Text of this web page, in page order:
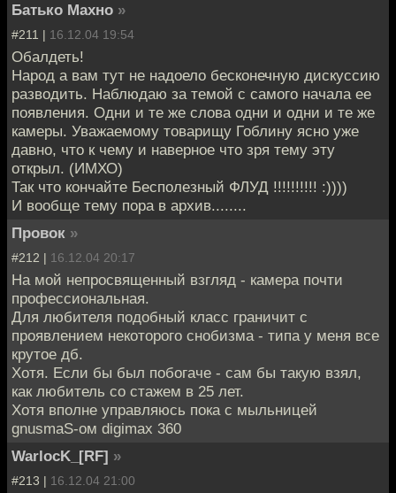
Батько Махно »
#211 | 16.12.04 19:54
Обалдеть!
Народ а вам тут не надоело бесконечную дискуссию
разводить. Наблюдаю за темой с самого начала ее
появления. Одни и те же слова одни и одни и те же
камеры. Уважаемому товарищу Гоблину ясно уже
давно, что к чему и наверное что зря тему эту
открыл. (ИМХО)
Так что кончайте Бесполезный ФЛУД !!!!!!!!!! :))))
И вообще тему пора в архив........
Провок »
#212 | 16.12.04 20:17
На мой непросвященный взгляд - камера почти
профессиональная.
Для любителя подобный класс граничит с
проявлением некоторого снобизма - типа у меня все
крутое дб.
Хотя. Если бы был побогаче - сам бы такую взял,
как любитель со стажем в 25 лет.
Хотя вполне управляюсь пока с мыльницей
gnusmaS-ом digimax 360
WarlocK_[RF] »
#213 | 16.12.04 21:00